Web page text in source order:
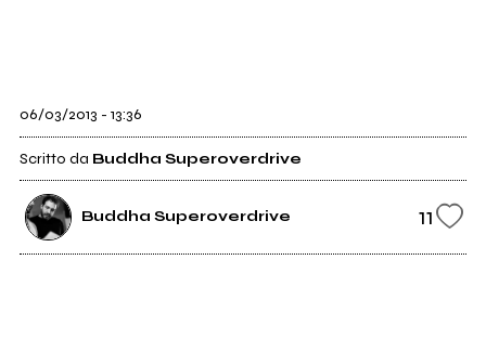
06/03/2013 - 13:36
Scritto da Buddha Superoverdrive
Buddha Superoverdrive 11